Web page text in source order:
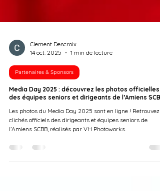
Clement Descroix
14 oct. 2025
1 min de lecture
Partenaires & Sponsors
Media Day 2025 : découvrez les photos officielles
des équipes seniors et dirigeants de l’Amiens
Les photos du Media Day 2025 sont en ligne ! Retrouvez
l’Amiens SCBB, réalisés par VH Photoworks.